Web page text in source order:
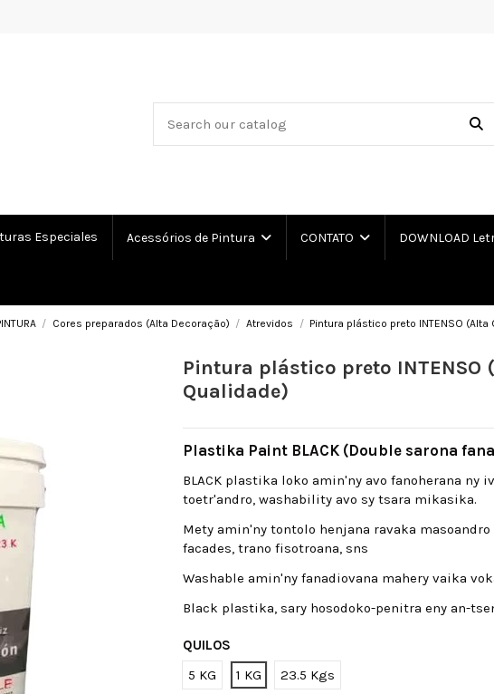
Especiales Acessórios de Pintura CONTATO DOWNLOAD
Cores preparados (Alta Decoração) Atrevidos Pintura plástico preto INTENSO (Alta
Pintura plástico preto INTENSO
Qualidade)
Plastika Paint BLACK (Double sarona
BLACK plastika loko amin'ny avo fanoherana ny
toetr'andro, washability avo sy tsara mikasika.
Mety amin'ny tontolo henjana ravaka masoandro
facades, trano fisotroana, sns
Washable amin'ny fanadiovana mahery vaika
Black plastika, sary hosodoko-penitra eny an-
QUILOS
5 KG
1 KG 23.5 Kgs